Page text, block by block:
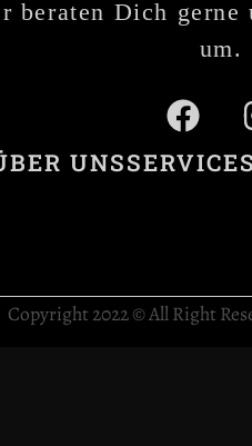
beraten Dich
um.
UNSSERVICES
Copyright 2022 © All Right